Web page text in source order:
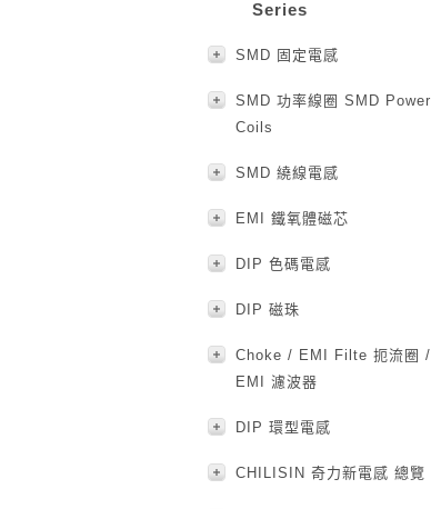
Series
SMD 固定電感
SMD 功率線圈 SMD Power
Coils
SMD 繞線電感
EMI 鐵氧體磁芯
DIP 色碼電感
DIP 磁珠
Choke / EMI Filte 扼流圈 /
EMI 濾波器
DIP 環型電感
CHILISIN 奇力新電感 總覽